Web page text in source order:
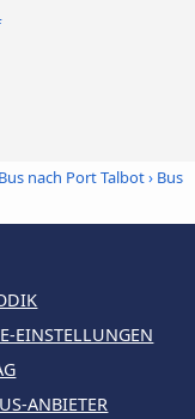
Bus nach Port Talbot› Bus
EINSTELLUNGEN
ANBIETER